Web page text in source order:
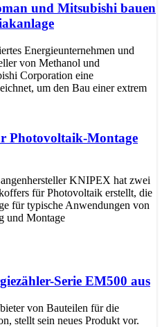
und Mitsubishi bauen
Energieunternehmen und
von Methanol und
Corporation eine
um den Bau einer extrem
Photovoltaik-Montage
KNIPEX hat zwei
für Photovoltaik erstellt, die
für typische Anwendungen von
und Montage
Serie EM500 aus
von Bauteilen für die
stellt sein neues Produkt vor.